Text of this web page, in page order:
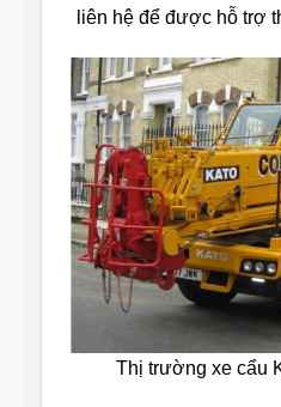
liên hệ để được hỗ trợ
Thị trường xe cẩu